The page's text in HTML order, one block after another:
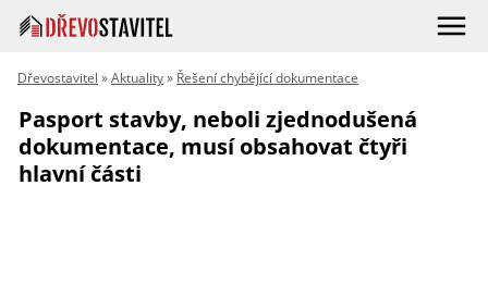
Dřevostavitel »Aktuality» Řešení chybějící dokumentace
Pasport stavby, neboli zjednodušená
dokumentace, musí obsahovat čtyři
hlavní části